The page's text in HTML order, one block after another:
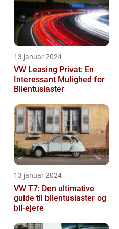
13 januar 2024
VW Leasing Privat: En
Interessant Mulighed for
Bilentusiaster
13 januar 2024
VW T7: Den ultimative
guide til bilentusiaster og
bil-ejere